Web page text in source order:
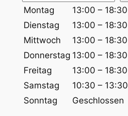
u
e
n
Montag
13:00 – 18:30
Dienstag
13:00 – 18:30
Mittwoch
13:00 – 18:30
Donnerstag 13:00 – 18:30
Freitag
13:00 – 18:30
Samstag
10:30 – 13:30
Sonntag
Geschlossen